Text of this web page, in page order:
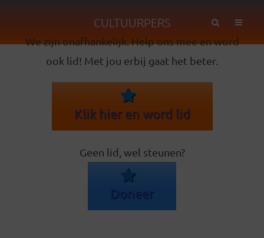
CULTUURPERS
We zijn onafhankelijk. Help ons mee en word
ook lid! Met jou erbij gaat het beter.
Klik hier en word lid
Geen lid, wel steunen?
Doneer